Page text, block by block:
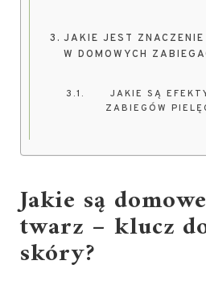
JAKIE JEST ZNACZENIE
W DOMOWYCH
JAKIE SĄ
ZABIEGÓW
Jakie są
twarz – klucz
skóry?